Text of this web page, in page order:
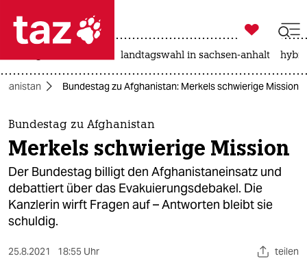
 taz zahl ich
taz zahl ich
themen
politik
öko
gesellschaft
kultur

taz zahl ich
landtagswahl in sachsen-anhalt
Bundestag zu Afghanistan: Merkels schwierige Mission
Bundestag zu Afghanistan
Merkels schwierige Mission
Der Bundestag billigt den Afghanistaneinsatz und
debattiert über das Evakuierungsdebakel. Die
Kanzlerin wirft Fragen auf – Antworten bleibt sie
schuldig.
25.8.2021 18:55 Uhr teilen